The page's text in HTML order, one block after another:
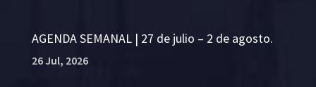
AGENDA SEMANAL | 27 de julio – 2 de agosto.
26 Jul, 2026